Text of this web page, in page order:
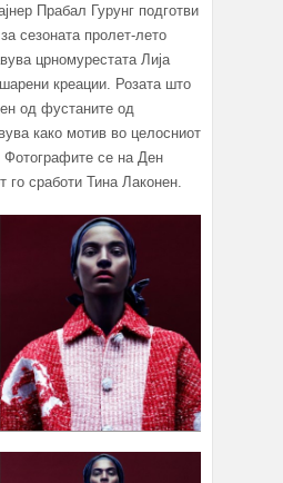
Прабал Гурунг подготви
сезоната пролет-лето
црномурестата Лија
креации. Розата што
од фустаните од
како мотив во целосниот
Фотографите се на Ден
го сработи Тина Лаконен.